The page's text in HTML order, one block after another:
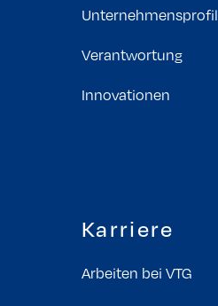
Unternehmensprofil
Verantwortung
Innovationen
Karriere
Arbeiten bei VTG